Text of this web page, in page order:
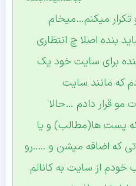
میکنم…میخام
بنده اصلا چ انتظاری
برای سایت خود یک
که مانند سایت
مو قرار دادم …حالا
پست ها(مطالب) و یا
که اضافه میشن و …..رو
خودم از سایت به کانالم